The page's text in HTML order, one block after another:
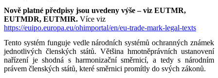
Nově platné předpisy jsou uvedeny výše – viz EUTMR,
EUTMDR, EUTMIR. Více viz
https://euipo.europa.eu/ohimportal/en/eu-trade-mark-legal-texts
Tento systém funguje vedle národních systémů ochranných známek
jednotlivých členských států. Většina hmotněprávních ustanovení
nařízení je shodná s harmonizační směrnicí, a tedy s národním
právem členských států, které směrnici promítly do svých zákonů.